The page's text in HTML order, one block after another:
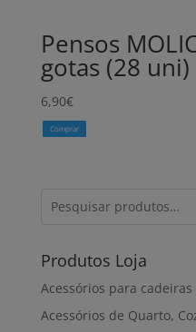
Pensos
gotas (28 uni)
6,90€
Comprar
Produtos Loja
Acessórios para
Acessórios de Quarto,